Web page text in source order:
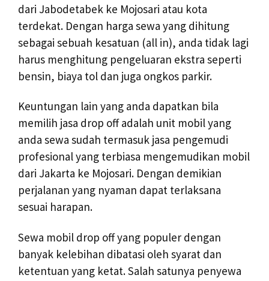
dari Jabodetabek ke Mojosari atau kota
terdekat. Dengan harga sewa yang dihitung
sebagai sebuah kesatuan (all in), anda tidak lagi
harus menghitung pengeluaran ekstra seperti
bensin, biaya tol dan juga ongkos parkir.
Keuntungan lain yang anda dapatkan bila
memilih jasa drop off adalah unit mobil yang
anda sewa sudah termasuk jasa pengemudi
profesional yang terbiasa mengemudikan mobil
dari Jakarta ke Mojosari. Dengan demikian
perjalanan yang nyaman dapat terlaksana
sesuai harapan.
Sewa mobil drop off yang populer dengan
banyak kelebihan dibatasi oleh syarat dan
ketentuan yang ketat. Salah satunya penyewa